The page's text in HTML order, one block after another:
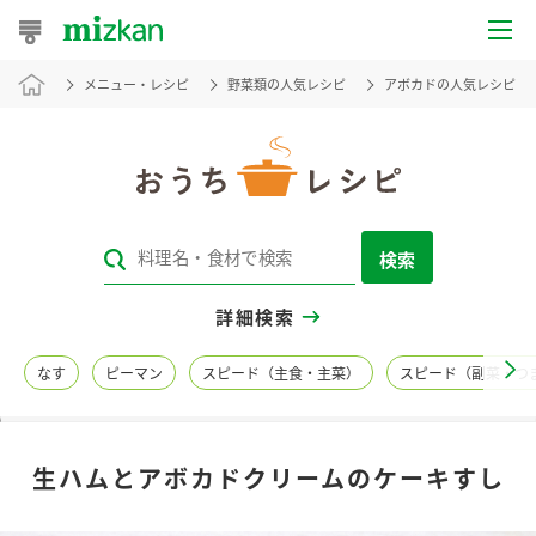
おうちレシピ
レシピカテゴリ一覧
レシピ名特集
商品情報
メニュー・レシピ 野菜類の人気レシピ アボカドの人気レシピ
検索
詳細検索
なす ピーマン スピード（主食・主菜） スピード（副菜・つ
生ハムとアボカドクリームのケーキすし